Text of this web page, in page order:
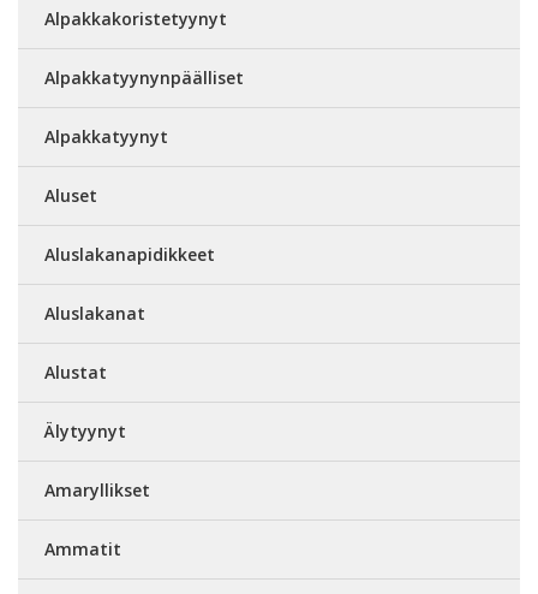
Alpakkakoristetyynyt
Alpakkatyynynpäälliset
Alpakkatyynyt
Aluset
Aluslakanapidikkeet
Aluslakanat
Alustat
Älytyynyt
Amaryllikset
Ammatit